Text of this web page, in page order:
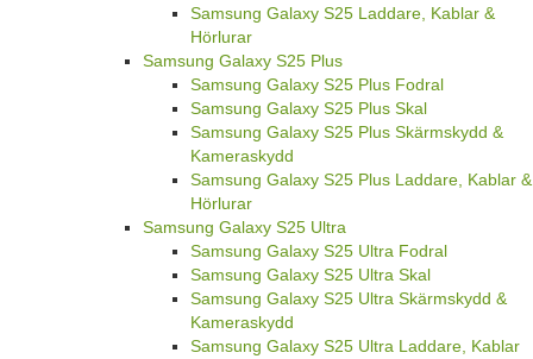
Samsung Galaxy S25 Laddare, Kablar &
Hörlurar
Samsung Galaxy S25 Plus
Samsung Galaxy S25 Plus Fodral
Samsung Galaxy S25 Plus Skal
Samsung Galaxy S25 Plus Skärmskydd &
Kameraskydd
Samsung Galaxy S25 Plus Laddare, Kablar &
Hörlurar
Samsung Galaxy S25 Ultra
Samsung Galaxy S25 Ultra Fodral
Samsung Galaxy S25 Ultra Skal
Samsung Galaxy S25 Ultra Skärmskydd &
Kameraskydd
Samsung Galaxy S25 Ultra Laddare, Kablar